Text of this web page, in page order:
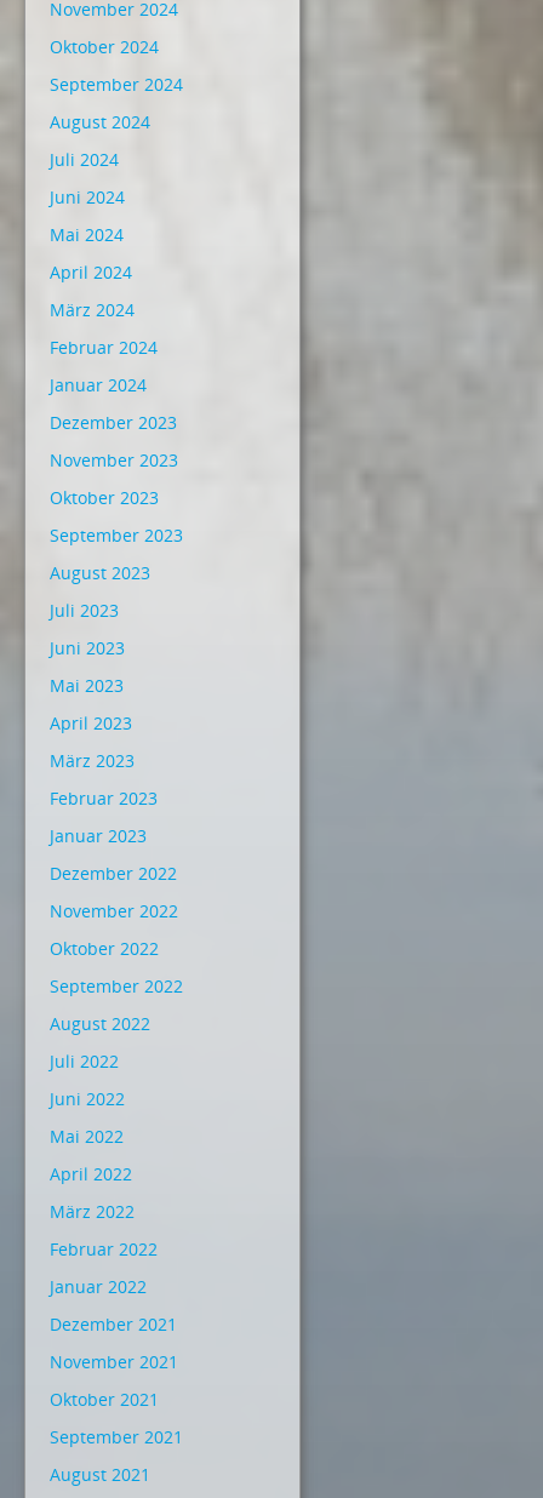
November 2024
Oktober 2024
September 2024
August 2024
Juli 2024
Juni 2024
Mai 2024
April 2024
März 2024
Februar 2024
Januar 2024
Dezember 2023
November 2023
Oktober 2023
September 2023
August 2023
Juli 2023
Juni 2023
Mai 2023
April 2023
März 2023
Februar 2023
Januar 2023
Dezember 2022
November 2022
Oktober 2022
September 2022
August 2022
Juli 2022
Juni 2022
Mai 2022
April 2022
März 2022
Februar 2022
Januar 2022
Dezember 2021
November 2021
Oktober 2021
September 2021
August 2021